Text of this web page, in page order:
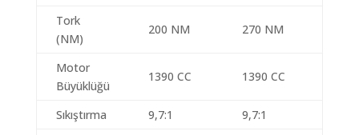
Tork
(NM)
200 NM 270 NM
Motor
Büyüklüğü
1390 CC 1390 CC
Sıkıştırma 9,7:1 9,7:1